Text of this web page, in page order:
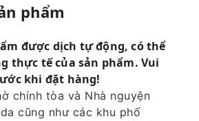
phẩm
được dịch tự động, có thể
thực tế của sản phẩm. Vui
khi đặt hàng!
chính tòa và Nhà nguyện
cũng như các khu phố